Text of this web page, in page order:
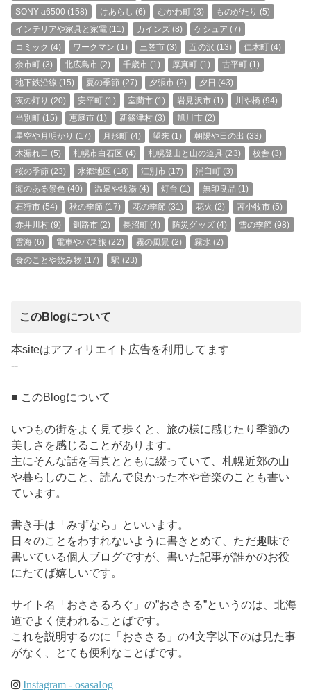
SONY a6500 (158) けあらし (6) むかわ町 (3) ものがたり (5)
インテリアや家具と家電 (11) カインズ(8) ケシュア (7)
コミック (4) ワークマン (1) 三笠市 (3) 五の沢 (13) 仁木町 (4)
余市町(3) 北広島市 (2) 千歳市(1) 厚真町 (1) 古平町 (1)
地下鉄沿線 (15) 夏の季節 (27) 夕張市 (2) 夕日 (43)
夜の灯り (20) 安平町 (1) 室蘭市(1) 岩見沢市(1) 川や橋 (94)
当別町(15) 恵庭市 (1) 新篠津村(3) 旭川市(2)
星空や月明かり (17) 月形町 (4) 望来 (1) 朝陽や日の出 (33)
木漏れ日 (5) 札幌市白石区 (4) 札幌登山と山の道具 (23) 校舎 (3)
桜の季節 (23) 水郷地区 (18) 江別市 (17) 浦臼町(3)
海のある景色(40) 温泉や銭湯(4) 灯台 (1) 無印良品 (1)
石狩市(54) 秋の季節 (17) 花の季節 (31) 花火 (2) 苫小牧市 (5)
赤井川村(9) 釧路市 (2) 長沼町(4) 防災グッズ(4) 雪の季節 (98)
雲海(6) 電車やバス旅 (22) 霧の風景 (2) 霧氷 (2)
食のことや飲み物 (17) 駅 (23)
このBlogについて
本siteはアフィリエイト広告を利用してます
--
■ このBlogについて
いつもの街をよく見て歩くと、旅の様に感じたり季節の
美しさを感じることがあります。
主にそんな話を写真とともに綴っていて、札幌近郊の山
や暮らしのこと、読んで良かった本や音楽のことも書い
ています。
書き手は「みずなら」といいます。
日々のことをわすれないように書きとめて、ただ趣味で
書いている個人ブログですが、書いた記事が誰かのお役
にたてば嬉しいです。
サイト名「おささるろぐ」の”おささる”というのは、北海
道でよく使われることばです。
これを説明するのに「おささる」の4文字以下のは見た事
がなく、とても便利なことばです。
Instagram - osasalog